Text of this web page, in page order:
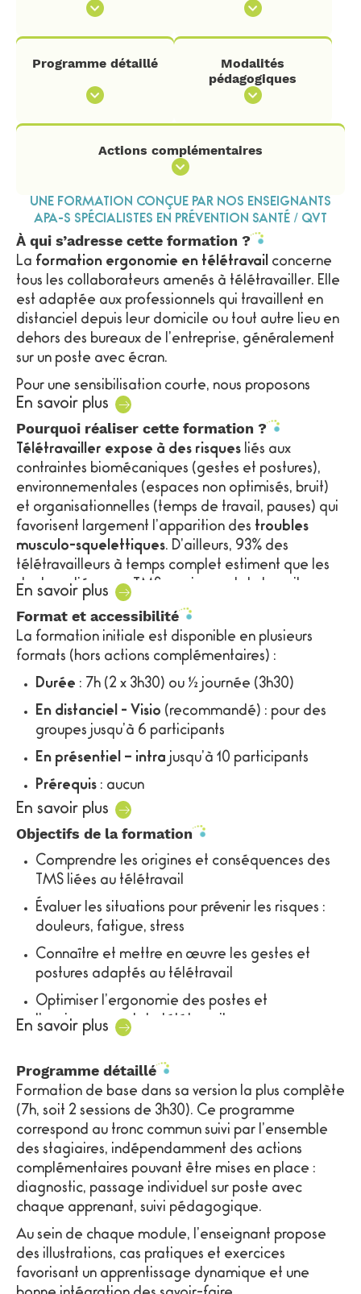
Programme détaillé
Modalités
pédagogiques
Actions complémentaires
UNE FORMATION CONÇUE PAR NOS ENSEIGNANTS
APA-S SPÉCIALISTES EN PRÉVENTION SANTÉ / QVT
À qui s’adresse cette formation ?
La formation ergonomie en télétravail concerne
tous les collaborateurs amenés à télétravailler. Elle
est adaptée aux professionnels qui travaillent en
distanciel depuis leur domicile ou tout autre lieu en
dehors des bureaux de l’entreprise, généralement
sur un poste avec écran.
Pour une sensibilisation courte, nous proposons
également un atelier ergonomie en télétravail.
En savoir plus
Pourquoi réaliser cette formation ?
Télétravailler expose à des risques liés aux
contraintes biomécaniques (gestes et postures),
environnementales (espaces non optimisés, bruit)
et organisationnelles (temps de travail, pauses) qui
favorisent largement l’apparition des troubles
musculo-squelettiques. D’ailleurs, 93% des
télétravailleurs à temps complet estiment que les
douleurs liées aux TMS proviennent du travail.
Cette formation permet aux participants d’intégrer
lesprincipes posturaux et ergonomiquesadaptés
au télétravail afin d’améliorer leurconfort
situation réelle de télétravail, les collaborateurs
apprendront à adapter leursgestes et postures, à
utiliser les équipements à leur disposition et à
aménager leur espace
de télétravail. Ils
assimileront également les routines pour combattre
les effets de la sédentarité et du travail sur écran :
étirements, gym des yeux, respiration…
Les avantages de la formation ergonomie en
télétravail :
Prévenir les troubles musculo-squelettiques
(TMS) et les accidents de travail
Lutter contre le mal-être au travail et optimiser
les conditions de télétravail
Mobiliser les équipes et améliorer l’image de
l’entreprise
Respecter les obligations de l’employeur en
matière de santé et sécurité
Pour les entreprises qui souhaitent réaliser une
étude préalable, unquestionnaire TMS en ligne
permet d'identifier les facteurs de risques avant
d'agir.
En savoir plus
Format et accessibilité
La formation initiale est disponible en plusieurs
formats (hors actions complémentaires) :
Durée : 7h (2 x 3h30) ou ½ journée (3h30)
En distanciel - Visio (recommandé) : pour des
groupes jusqu’à 6 participants
En présentiel – intra jusqu’à 10 participants
Prérequis : aucun
Délais d’accèsmoyen : 1 mois
Cette formation est accessible et adaptée aux
personnes à mobilité réduite. Toutes nos
interventions sont accessibles aux personnes en
situation de handicap. Néanmoins, l’analyse des
besoins et des conditions d’accès devra être
réalisée en amont pour déterminer les termes de
réalisation et de faisabilité de l’intervention.
Pour toute question, vous pouvez contacter notre
référent handicap au 0698153734
En savoir plus
Objectifs de la formation
Comprendre les origines et conséquences des
TMS liées au télétravail
Évaluer les situations pour prévenir les risques :
douleurs, fatigue, stress
Connaître et mettre en œuvre les gestes et
postures adaptés au télétravail
Optimiser l’ergonomie des postes et
l’environnement de télétravail
Savoir éviter la fatigue visuelle et les
conséquences néfastes du travail sur écran
Intégrer des exercices reproductibles à tout
moment pour lutter contre les maux (étirements,
gym des yeux, etc.)
Adopter les bonnes habitudes en matière
d’hygiène de vie pour optimiser sa qualité de vie
au travail et en dehors
En savoir plus
Programme détaillé
Formation de base dans sa version la plus complète
(7h, soit 2 sessions de 3h30). Ce programme
correspond au tronc commun suivi par l’ensemble
des stagiaires, indépendamment des actions
complémentaires pouvant être mises en place :
diagnostic, passage individuel sur poste avec
chaque apprenant, suivi pédagogique.
Au sein de chaque module, l’enseignant propose
des illustrations, cas pratiques et exercices
favorisant un apprentissage dynamique et une